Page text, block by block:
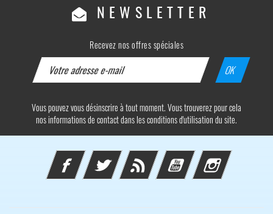
NEWSLETTER
Recevez nos offres spéciales
Vous pouvez vous désinscrire à tout moment. Vous trouverez pour cela
nos informations de contact dans les conditions d'utilisation du site.
FacebookTwitter Rss YouTube Instagram